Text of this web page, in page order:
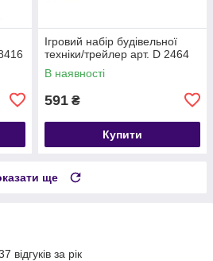
Ігровий набір будівельної
техніки/трейлер арт. D 2464
В наявності
591 ₴
Купити
ще
відгуків за рік